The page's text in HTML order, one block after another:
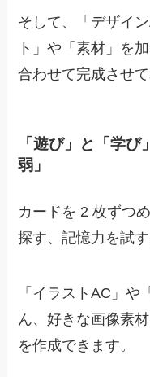
そして、「デザイ
ト」や「素材」を
合わせて完成させて
「遊び」と「学
弱」
カードを 2 枚ずつ
探す、記憶力を試
「イラストAC」や
ん、好きな画像素
を作成できます。